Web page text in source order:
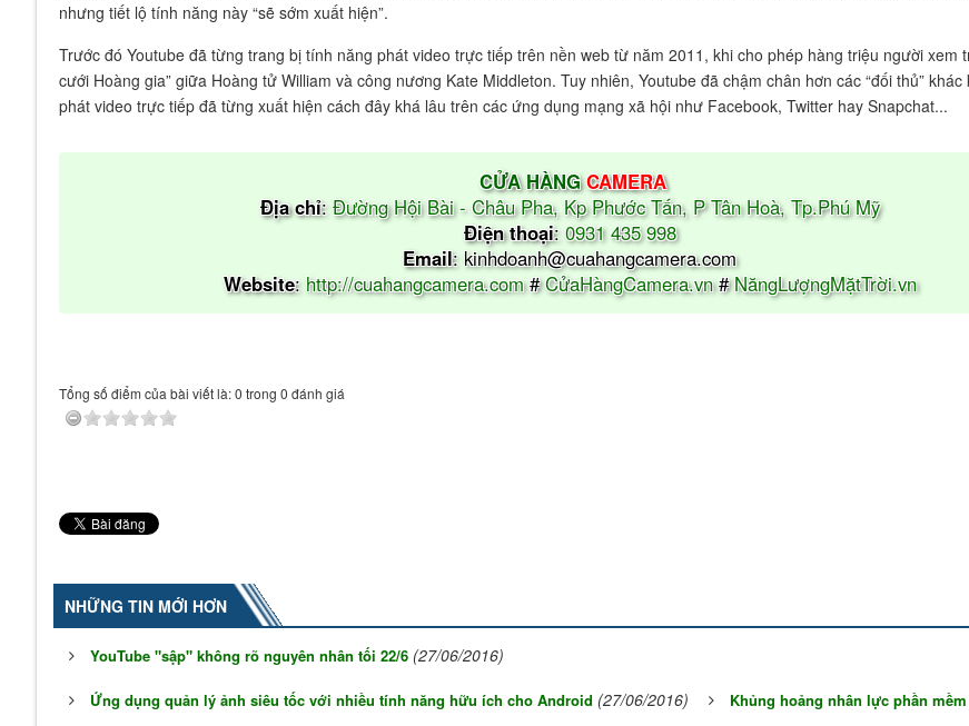
nhưng tiết lộ tính năng này “sẽ sớm xuất hiện”.
Trước đó Youtube đã từng trang bị tính năng phát video trực tiếp trên nền web từ năm 2011, khi cho phép hàng triệu người xem
cưới Hoàng gia” giữa Hoàng tử William và công nương Kate Middleton. Tuy nhiên, Youtube đã chậm chân hơn các “đối thủ” khác
phát video trực tiếp đã từng xuất hiện cách đây khá lâu trên các ứng dụng mạng xã hội như Facebook, Twitter hay Snapchat...
CỬA HÀNGCAMERA
Địa chỉ:Đường Hội Bài - Châu Pha, Kp Phước Tấn, P Tân Hoà, Tp.Phú Mỹ
Điện thoại: 0931 435 998
Email: kinhdoanh@cuahangcamera.com
Website: http://cuahangcamera.com#CửaHàngCamera.vn#NăngLượngMặtTrời.vn
Tổng số điểm của bài viết là: 0 trong 0 đánh giá
NHỮNG TIN MỚI HƠN
YouTube "sập" không rõ nguyên nhân tối 22/6 (27/06/2016)
Ứng dụng quản lý ảnh siêu tốc với nhiều tính năng hữu ích cho Android (27/06/2016) Khủng hoảng nhân lực phần mềm